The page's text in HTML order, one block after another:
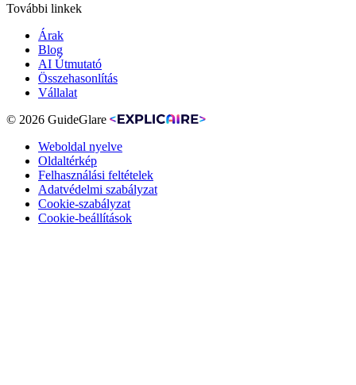
További linkek
Árak
Blog
AI Útmutató
Összehasonlítás
Vállalat
© 2026 GuideGlare
Weboldal nyelve
Oldaltérkép
Felhasználási feltételek
Adatvédelmi szabályzat
Cookie-szabályzat
Cookie-beállítások